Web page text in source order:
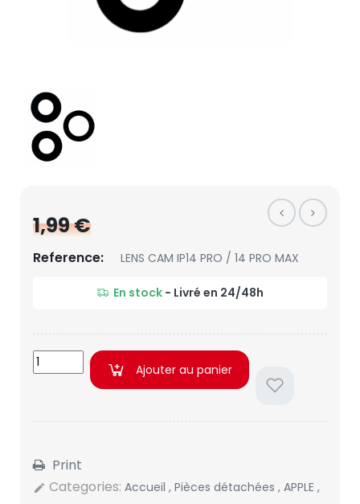
1,99 €
Reference: LENS CAM IP14 PRO / 14 PRO MAX
En stock - Livré en 24/48h
Ajouter au panier
Print
edit Categories: Accueil , Pièces détachées , APPLE ,